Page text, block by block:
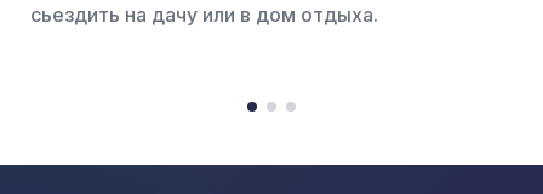
сьездить на дачу или в дом отдыха.
item
itemitem
3